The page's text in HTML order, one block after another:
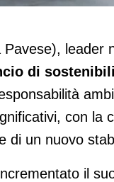
di leader
di
con la
di un nuovo
il